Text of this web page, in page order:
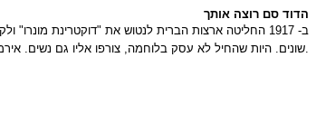
הדוד סם רוצה אותך
ב- 1917 החליטה ארצות הברית לנטוש את "דוקטרינת